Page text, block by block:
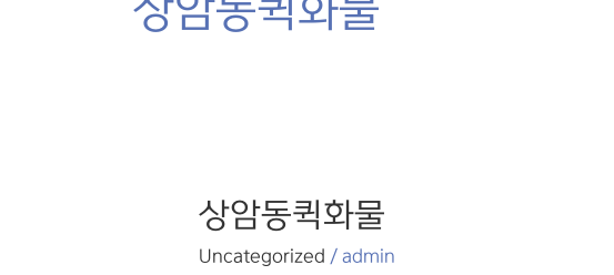
상암동퀵화물
상암동퀵화물
Uncategorized / admin
상암동퀵화물